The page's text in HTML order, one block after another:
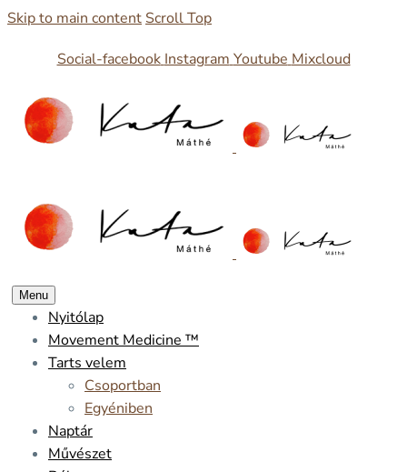
Skip to main content Scroll Top
Social-facebook Instagram Youtube Mixcloud
Menu
Nyitólap
Movement Medicine ™
Tarts velem
Csoportban
Egyéniben
Naptár
Művészet